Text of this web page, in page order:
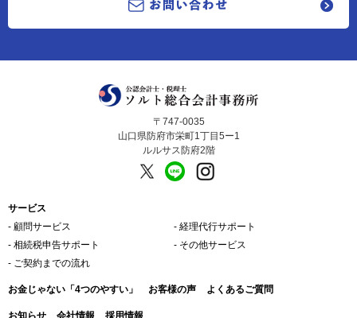
〒747-0035
山口県防府市栄町1丁目5ー1
ルルサス防府2階
サービス
‐ 顧問サービス
‐ 経理代行サポート
‐ 相続税申告サポート
‐ その他サービス
‐ ご契約までの流れ
お金じゃない「4つのやすい」 お客様の声 よくあるご質問
お知らせ 会社情報 採用情報